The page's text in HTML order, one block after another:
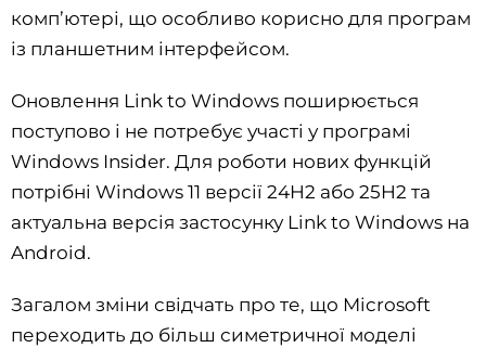
комп’ютері, що особливо корисно для програм
із планшетним інтерфейсом.
Оновлення Link to Windows поширюється
поступово і не потребує участі у програмі
Windows Insider. Для роботи нових функцій
потрібні Windows 11 версії 24H2 або 25H2 та
актуальна версія застосунку Link to Windows на
Android.
Загалом зміни свідчать про те, що Microsoft
переходить до більш симетричної моделі